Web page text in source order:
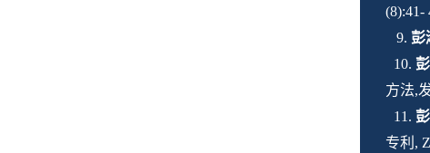
9.彭
10.
方法,
11.
专利 ,